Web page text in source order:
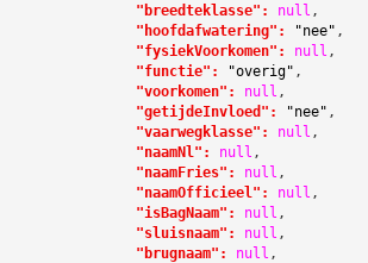
"breedteklasse":
null ,
"hoofdafwatering":
"nee" ,
"fysiekVoorkomen":
null ,
"functie":
"overig" ,
"voorkomen":
null ,
"getijdeInvloed":
"nee" ,
"vaarwegklasse":
null ,
"naamNl":
null ,
"naamFries":
null ,
"naamOfficieel":
null ,
"isBagNaam":
null ,
"sluisnaam":
null ,
"brugnaam":
null ,